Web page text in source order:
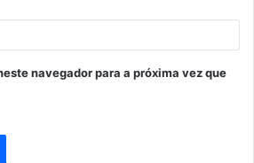
navegador para a próxima vez que